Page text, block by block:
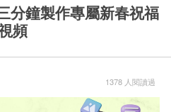
分鐘製作專屬新春祝福
頻
1378 人閱讀過